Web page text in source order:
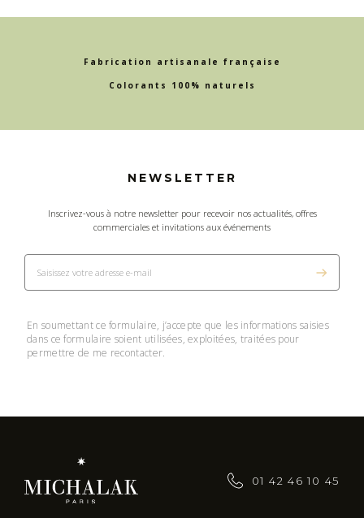
Fabrication artisanale française
Colorants 100% naturels
NEWSLETTER
Inscrivez-vous à notre newsletter pour recevoir nos actualités, offres
commerciales et invitations aux événements
En soumettant ce formulaire, j’accepte que les informations saisies
dans ce formulaire soient utilisées, exploitées, traitées pour
permettre de me recontacter.
01 42 46 10 45